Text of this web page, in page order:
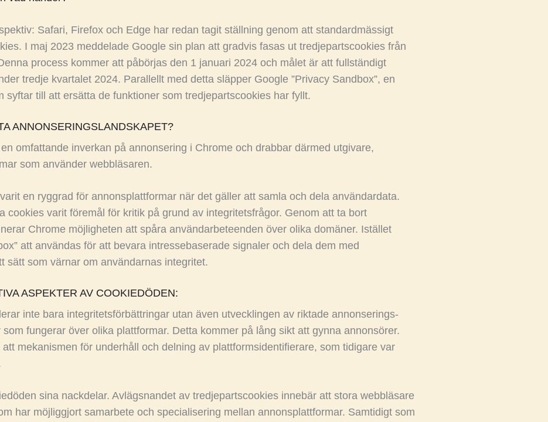
Safari, Firefox och Edge har redan tagit ställning genom att standardmässigt
I maj 2023 meddelade Google sin plan att gradvis fasas ut tredjepartscookies från
process kommer att påbörjas den 1 januari 2024 och målet är att fullständigt
tredje kvartalet 2024. Parallellt med detta släpper Google ”Privacy Sandbox”, en
syftar till att ersätta de funktioner som tredjepartscookies har fyllt.
ANNONSERINGSLANDSKAPET?
omfattande inverkan på annonsering i Chrome och drabbar därmed utgivare,
som använder webbläsaren.
en ryggrad för annonsplattformar när det gäller att samla och dela användardata.
cookies varit föremål för kritik på grund av integritetsfrågor. Genom att ta bort
Chrome möjligheten att spåra användarbeteenden över olika domäner. Istället
att användas för att bevara intressebaserade signaler och dela dem med
sätt som värnar om användarnas integritet.
ASPEKTER AV COOKIEDÖDEN:
inte bara integritetsförbättringar utan även utvecklingen av riktade annonserings-
fungerar över olika plattformar. Detta kommer på lång sikt att gynna annonsörer.
mekanismen för underhåll och delning av plattformsidentifierare, som tidigare var
sina nackdelar. Avlägsnandet av tredjepartscookies innebär att stora webbläsare
har möjliggjort samarbete och specialisering mellan annonsplattformar. Samtidigt som